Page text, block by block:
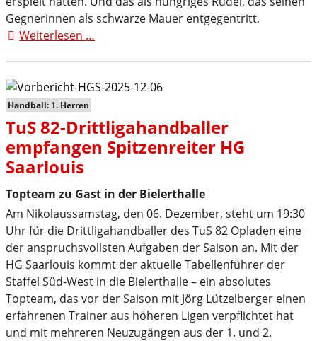
Gegnerinnen als schwarze Mauer entgegentritt.
Weiterlesen …
bei
wD
Handball: 1. Herren
TuS 82-Drittligahandballer
empfangen Spitzenreiter HG
Saarlouis
Topteam zu Gast in der Bielerthalle
Am Nikolaussamstag, den 06. Dezember, steht um 19:30
Uhr für die Drittligahandballer des TuS 82 Opladen eine
der anspruchsvollsten Aufgaben der Saison an. Mit der
HG Saarlouis kommt der aktuelle Tabellenführer der
Staffel Süd-West in die Bielerthalle – ein absolutes
Topteam, das vor der Saison mit Jörg Lützelberger einen
erfahrenen Trainer aus höheren Ligen verpflichtet hat
und mit mehreren Neuzugängen aus der 1. und 2.